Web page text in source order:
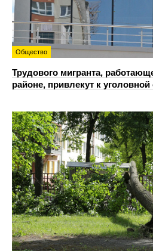
Общество
Трудового мигранта,
районе, привлекут к уголовной